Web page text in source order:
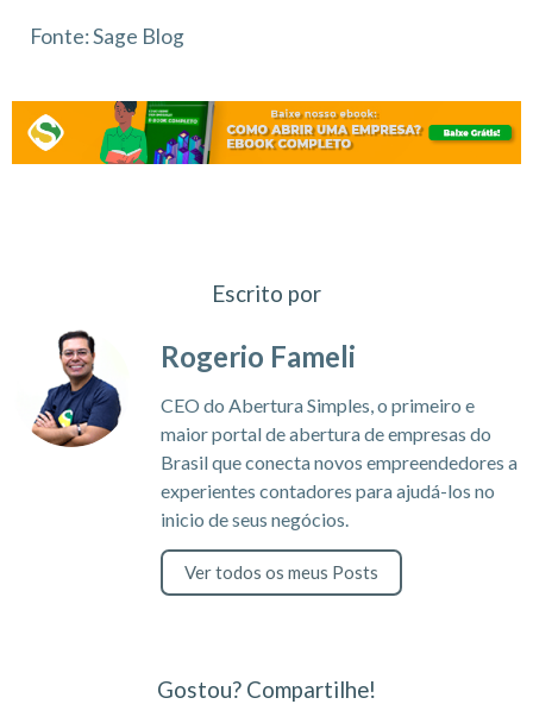
Fonte: Sage Blog
Escrito por
Rogerio Fameli
CEO do Abertura Simples, o primeiro e
maior portal de abertura de empresas do
Brasil que conecta novos empreendedores a
experientes contadores para ajudá-los no
inicio de seus negócios.
Ver todos os meus Posts
Gostou? Compartilhe!